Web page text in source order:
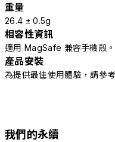
重量
26.4 ± 0.5g
相容性資訊
適用 MagSafe 兼容手機殼。
產品安裝
為提供最佳使用體驗，請參
我們的永續